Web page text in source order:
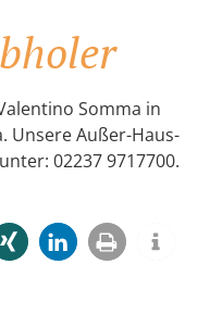
Somma in
Unsere Außer-Haus-
02237 9717700.